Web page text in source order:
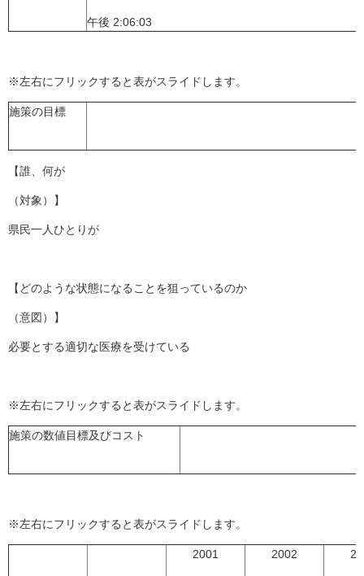
午後 2:06:03
※左右にフリックすると表がスライドします。
施策の目標
【誰、何が
（対象）】
県民一人ひとりが
【どのような状態になることを狙っているのか
（意図）】
必要とする適切な医療を受けている
※左右にフリックすると表がスライドします。
施策の数値目標及びコスト
※左右にフリックすると表がスライドします。
2001 2002